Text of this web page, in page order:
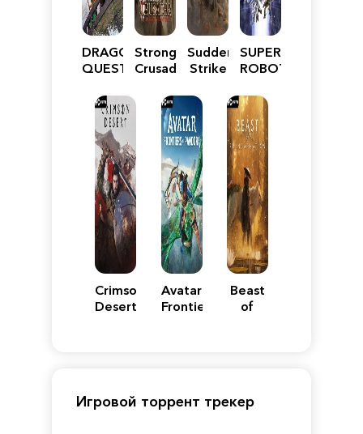
DRAGON
QUEST
Reimagined
Stronghold
Crusader:
Edition
Sudden
Strike
SUPER
ROBOT
Y
Crimson
Desert
Avatar:
Frontiers
Beast
of
Игровой торрент трекер